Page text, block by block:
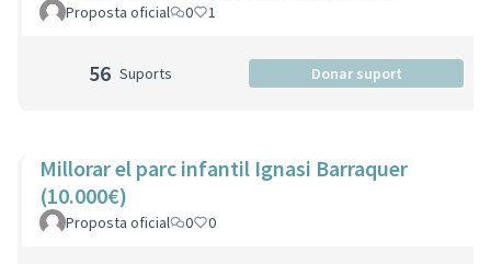
Proposta oficial 0 1
56 Suports Donar suport
Millorar el parc infantil Ignasi Barraquer
(10.000€)
Proposta oficial 0 0